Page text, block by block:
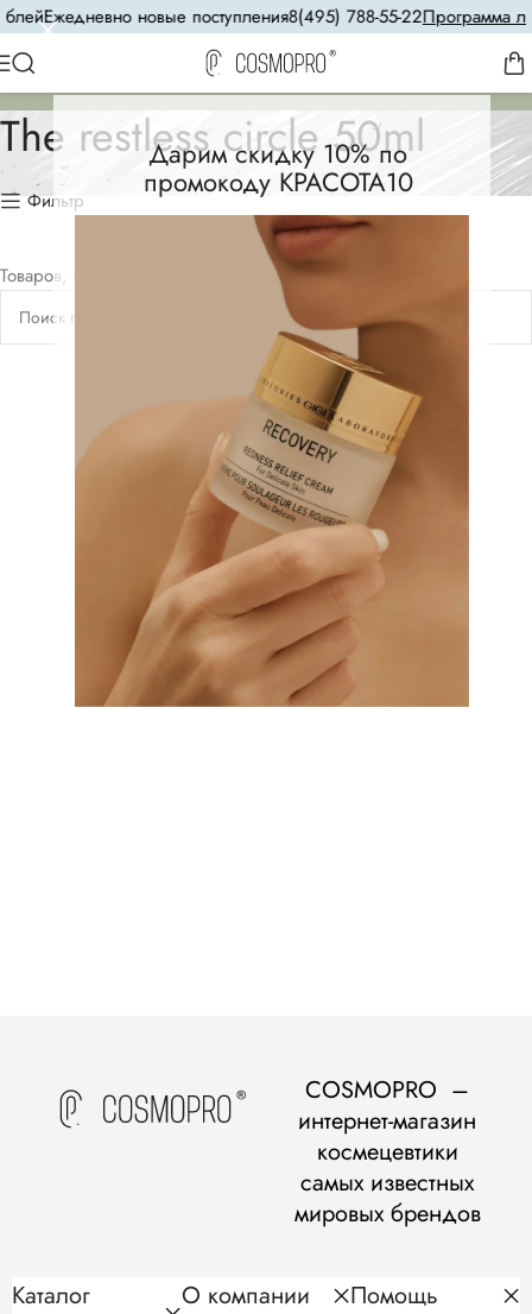
Дарим скидку 10% по
промокоду КРАСОТА10
Ежедневно новые поступления8(495) 788-55-22Программа
The restless circle 50ml
Фильтр
Товаров, соответствующих вашему запросу, не обнаружено.
COSMOPRO –
интернет-магазин
космецевтики
самых известных
мировых брендов
Каталог
О компании Помощь